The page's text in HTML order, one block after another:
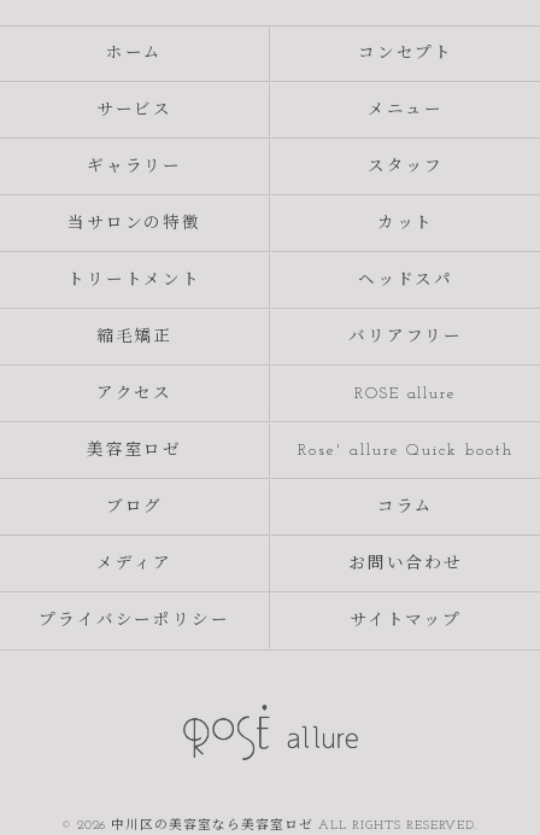
ホーム コンセプト
サービス メニュー
ギャラリー スタッフ
当サロンの特徴 カット
トリートメント ヘッドスパ
縮毛矯正 バリアフリー
アクセス ROSE allure
美容室ロゼ Rose' allure Quick booth
ブログ コラム
メディア お問い合わせ
プライバシーポリシー サイトマップ
© 2026 中川区の美容室なら美容室ロゼ ALL RIGHTS RESERVED.